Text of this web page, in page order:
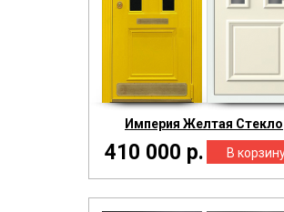
Империя Желтая Стекло
410 000 р.